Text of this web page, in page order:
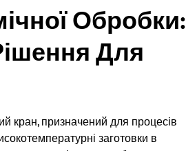
Обробки:
Для
кран, призначений для процесів
заготовки в